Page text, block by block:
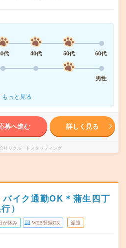
代 40代 50代
60代
男性
もっと見る
募へ進む 詳しく見る
社リクルートスタッフィング
イク通勤OK＊蒲生四丁
）
が休み WEB登録OK 派遣